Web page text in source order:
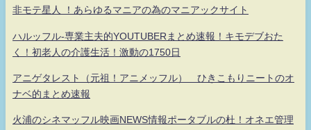
非モテ星人 ！あらゆるマニアの為のマニアックサイト
ハルッフル-専業主夫的YOUTUBERまとめ速報！キモデブおた
く！初老人の介護生活！激動の1750日
アニゲタレスト（元祖！アニメッフル） ひきこもりニートのオ
ナベ的まとめ速報
火浦のシネマッフル映画NEWS情報ポータブルの杜！オネエ管理